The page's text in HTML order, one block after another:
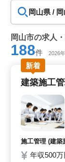
岡山県 /
岡山市の求人
188件 2026
新着
建築施工
施工管理 (建築
年収500